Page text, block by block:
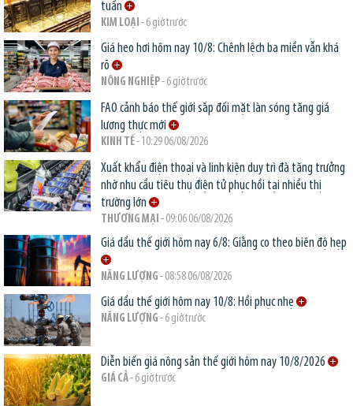
tuần
KIM LOẠI - 6 giờ trước
Giá heo hơi hôm nay 10/8: Chênh lệch ba miền vẫn khá
rõ
NÔNG NGHIỆP- 6 giờ trước
FAO cảnh báo thế giới sắp đối mặt làn sóng tăng giá
lương thực mới
KINH TẾ- 10:29 06/08/2026
Xuất khẩu điện thoại và linh kiện duy trì đà tăng trưởng
nhờ nhu cầu tiêu thụ điện tử phục hồi tại nhiều thị
trường lớn
THƯƠNG MẠI - 09:06 06/08/2026
Giá dầu thế giới hôm nay 6/8: Giằng co theo biên độ hẹp
NĂNG LƯỢNG - 08:58 06/08/2026
Giá dầu thế giới hôm nay 10/8: Hồi phục nhẹ
NĂNG LƯỢNG - 6 giờ trước
Diễn biến giá nông sản thế giới hôm nay 10/8/2026
GIÁ CẢ- 6 giờ trước